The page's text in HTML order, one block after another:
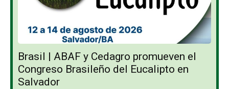
Brasil | ABAF y Cedagro promueven el
Congreso Brasileño del Eucalipto en
Salvador